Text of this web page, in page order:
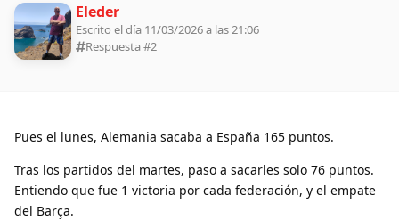
Eleder
Escrito el día 11/03/2026 a las 21:06
Respuesta #2
Pues el lunes, Alemania sacaba a España 165 puntos.
Tras los partidos del martes, paso a sacarles solo 76 puntos.
Entiendo que fue 1 victoria por cada federación, y el empate
del Barça.